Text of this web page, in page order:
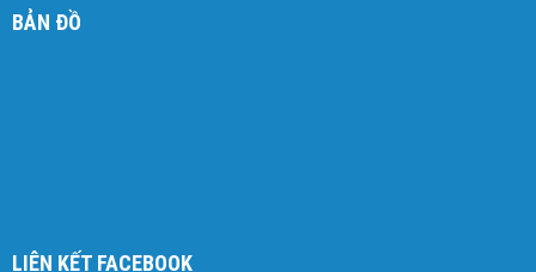
BẢN ĐỒ
LIÊN KẾT FACEBOOK